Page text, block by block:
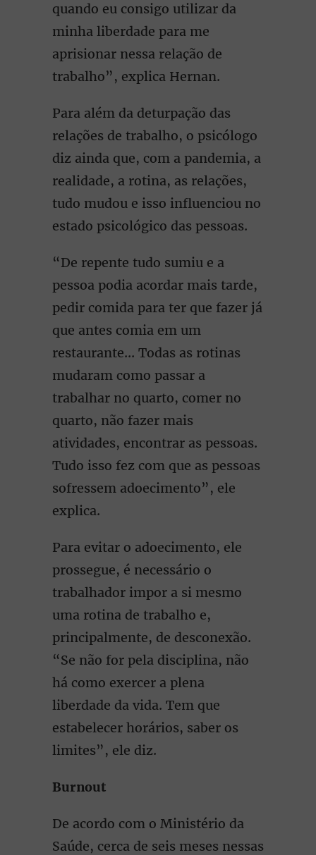
quando eu consigo utilizar da
minha liberdade para me
aprisionar nessa relação de
trabalho”, explica Hernan.
Para além da deturpação das
relações de trabalho, o psicólogo
diz ainda que, com a pandemia, a
realidade, a rotina, as relações,
tudo mudou e isso influenciou no
estado psicológico das pessoas.
“De repente tudo sumiu e a
pessoa podia acordar mais tarde,
pedir comida para ter que fazer já
que antes comia em um
restaurante... Todas as rotinas
mudaram como passar a
trabalhar no quarto, comer no
quarto, não fazer mais
atividades, encontrar as pessoas.
Tudo isso fez com que as pessoas
sofressem adoecimento”, ele
explica.
Para evitar o adoecimento, ele
prossegue, é necessário o
trabalhador impor a si mesmo
uma rotina de trabalho e,
principalmente, de desconexão.
“Se não for pela disciplina, não
há como exercer a plena
liberdade da vida. Tem que
estabelecer horários, saber os
limites”, ele diz.
Burnout
De acordo com o Ministério da
Saúde, cerca de seis meses nessas